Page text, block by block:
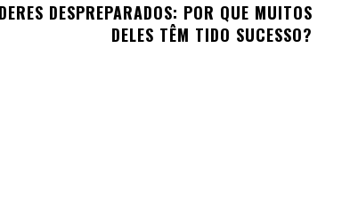
DESPREPARADOS: POR QUE MUITOS
DELES TÊM TIDO SUCESSO?